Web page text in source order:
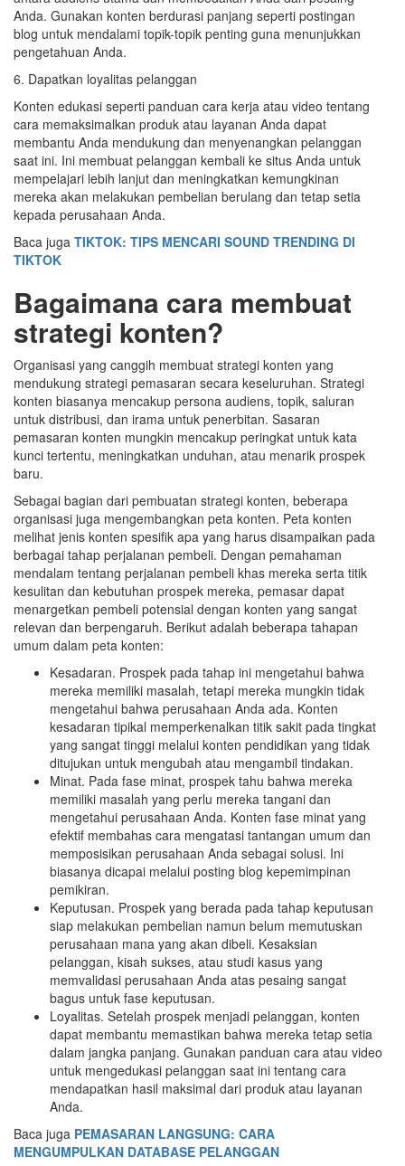
Anda. Gunakan konten berdurasi panjang seperti postingan
blog untuk mendalami topik-topik penting guna menunjukkan
pengetahuan Anda.
6. Dapatkan loyalitas pelanggan
Konten edukasi seperti panduan cara kerja atau video tentang
cara memaksimalkan produk atau layanan Anda dapat
membantu Anda mendukung dan menyenangkan pelanggan
saat ini. Ini membuat pelanggan kembali ke situs Anda untuk
mempelajari lebih lanjut dan meningkatkan kemungkinan
mereka akan melakukan pembelian berulang dan tetap setia
kepada perusahaan Anda.
Baca juga TIKTOK: TIPS MENCARI SOUND TRENDING DI
TIKTOK
Bagaimana cara membuat
strategi konten?
Organisasi yang canggih membuat strategi konten yang
mendukung strategi pemasaran secara keseluruhan. Strategi
konten biasanya mencakup persona audiens, topik, saluran
untuk distribusi, dan irama untuk penerbitan. Sasaran
pemasaran konten mungkin mencakup peringkat untuk kata
kunci tertentu, meningkatkan unduhan, atau menarik prospek
baru.
Sebagai bagian dari pembuatan strategi konten, beberapa
organisasi juga mengembangkan peta konten. Peta konten
melihat jenis konten spesifik apa yang harus disampaikan pada
berbagai tahap perjalanan pembeli. Dengan pemahaman
mendalam tentang perjalanan pembeli khas mereka serta titik
kesulitan dan kebutuhan prospek mereka, pemasar dapat
menargetkan pembeli potensial dengan konten yang sangat
relevan dan berpengaruh. Berikut adalah beberapa tahapan
umum dalam peta konten:
Kesadaran. Prospek pada tahap ini mengetahui bahwa
mereka memiliki masalah, tetapi mereka mungkin tidak
mengetahui bahwa perusahaan Anda ada. Konten
kesadaran tipikal memperkenalkan titik sakit pada tingkat
yang sangat tinggi melalui konten pendidikan yang tidak
ditujukan untuk mengubah atau mengambil tindakan.
Minat. Pada fase minat, prospek tahu bahwa mereka
memiliki masalah yang perlu mereka tangani dan
mengetahui perusahaan Anda. Konten fase minat yang
efektif membahas cara mengatasi tantangan umum dan
memposisikan perusahaan Anda sebagai solusi. Ini
biasanya dicapai melalui posting blog kepemimpinan
pemikiran.
Keputusan. Prospek yang berada pada tahap keputusan
siap melakukan pembelian namun belum memutuskan
perusahaan mana yang akan dibeli. Kesaksian
pelanggan, kisah sukses, atau studi kasus yang
memvalidasi perusahaan Anda atas pesaing sangat
bagus untuk fase keputusan.
Loyalitas. Setelah prospek menjadi pelanggan, konten
dapat membantu memastikan bahwa mereka tetap setia
dalam jangka panjang. Gunakan panduan cara atau video
untuk mengedukasi pelanggan saat ini tentang cara
mendapatkan hasil maksimal dari produk atau layanan
Anda.
Baca juga PEMASARAN LANGSUNG: CARA
MENGUMPULKAN DATABASE PELANGGAN